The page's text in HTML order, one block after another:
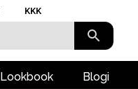
KKK
Lookbook Blogi